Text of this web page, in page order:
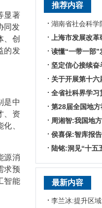
显著
同发
、创
的发
是中
、资
、
源消
求预
智能
推荐内容
坚定信心接续
侯喜保:智库报
最新内容
李兰冰:提升区